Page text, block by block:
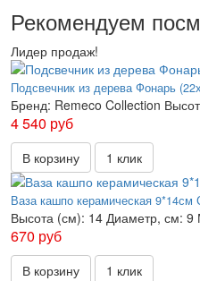
Рекомендуем
Лидер продаж!
Подсвечник из дерева Фонарь
Бренд: Remeco Collection
4 540 руб
В корзину 1 клик
Ваза кашпо керамическая 9*14см
Высота (см): 14 Диаметр, см: 9
670 руб
В корзину 1 клик